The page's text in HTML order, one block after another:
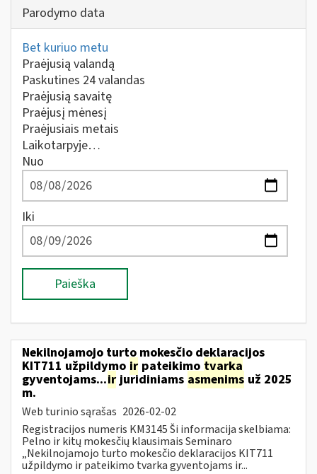
Parodymo data
Bet kuriuo metu
Praėjusią valandą
Paskutines 24 valandas
Praėjusią savaitę
Praėjusį mėnesį
Praėjusiais metais
Laikotarpyje…
Nuo
Iki
Paieška
Nekilnojamojo turto mokesčio deklaracijos
KIT711 užpildymo ir pateikimo tvarka
gyventojams...irjuridiniams asmenims už 2025
m.
Web turinio sąrašas 2026-02-02
Registracijos numeris KM3145 Ši informacija skelbiama:
Pelno ir kitų mokesčių klausimais Seminaro
„Nekilnojamojo turto mokesčio deklaracijos KIT711
užpildymo ir pateikimo tvarka gyventojams ir...